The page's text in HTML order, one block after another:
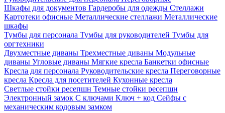
Шкафы для документов Гардеробы для одежды Стеллажи
Картотеки офисные Металлические стеллажи Металлические
шкафы
Тумбы для персонала Тумбы для руководителей Тумбы для
оргтехники
Двухместные диваны Трехместные диваны Модульные
диваны Угловые диваны Мягкие кресла Банкетки офисные
Кресла для персонала Руководительские кресла Переговорные
кресла Кресла для посетителей Кухонные кресла
Светлые стойки ресепшн Темные стойки ресепшн
Электронный замок С ключами Ключ + код Сейфы с
механическим кодовым замком